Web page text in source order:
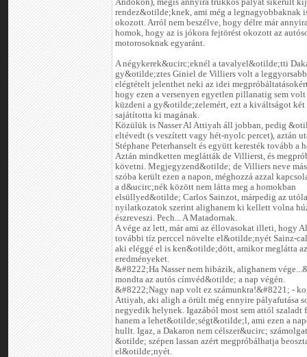
Andokon), mégis annyira trükkös pályát sikerült
rendez&otilde;knek, ami még a legnagyobbaknak
okozott. Arról nem beszélve, hogy délre már
homok, hogy az is jókora fejtörést okozott az
motorosoknak egyaránt.
A négykerek&ucirc;eknél a tavalyel&otilde;tti
gy&otilde;ztes Giniel de Villiers volt a
elégtételt jelenthet neki az idei
hogy ezen a versenyen egyetlen pillanatig sem volt
küzdeni a gy&otilde;zelemért, ezt a kiváltságot két
sajátította ki magának.
Közülük is Nasser Al Attiyah áll jobban, pedig
eltévedt (s veszített vagy hét-nyolc percet), aztán
Stéphane Peterhanselt és együtt keresték tovább a
Aztán mindketten meglátták de Villierst, és
követni. Megjegyzend&otilde; de Villiers neve
szóba került ezen a napon, méghozzá azzal
a d&ucirc;nék között nem látta meg a homokban
elsüllyed&otilde; Carlos Sainzot, márpedig az
nyilatkozatok szerint alighanem ki kellett volna
észreveszi. Pech... A Matadornak.
A vége az lett, már ami az éllovasokat illeti, hogy
további tíz perccel növelte el&otilde;nyét Sainz-cal
aki eléggé el is ken&otilde;dött, amikor meglátta az
eredményeket.
&#8222;Ha Nasser nem hibázik, alighanem
mondta az autós címvéd&otilde; a nap végén.
&#8222;Nagy nap volt ez számunkra!&#8221; -
Attiyah, aki aligh a örült még ennyire pályafutása
negyedik helynek. Igazából most sem attól szaladt
hanem a lehet&otilde;ségt&otilde;l, ami ezen a
hullt. Igaz, a Dakaron nem célszer&ucirc;
&otilde; szépen lassan azért megpróbálhatja
el&otilde;nyét.